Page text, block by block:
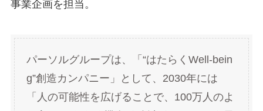
事業企画を担当。
パーソルグループは、「“はたらくWell-bein
g”創造カンパニー」として、2030年には
「人の可能性を広げることで、100万人のよ